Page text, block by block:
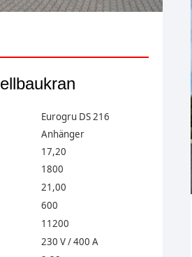
Eurogru DS 216
Anhänger
17,20
1800
21,00
600
11200
230 V / 400 A